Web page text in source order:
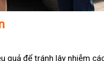
để tránh lây nhiễm